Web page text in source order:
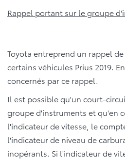
Rappel portant sur le groupe
Toyota entreprend un rappel
certains véhicules Prius 2019.
concernés par ce rappel.
Il est possible qu'un court-
groupe d'instruments et qu'en
l'indicateur de vitesse, le
l'indicateur de niveau de
inopérants. Si l'indicateur de